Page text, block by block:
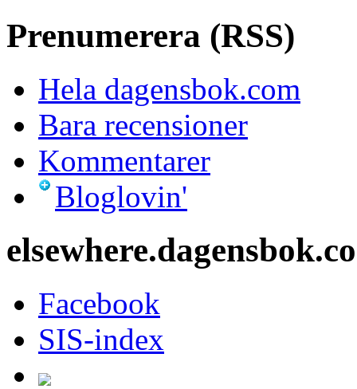
Vill du vara med?
© us3 AB och respektive